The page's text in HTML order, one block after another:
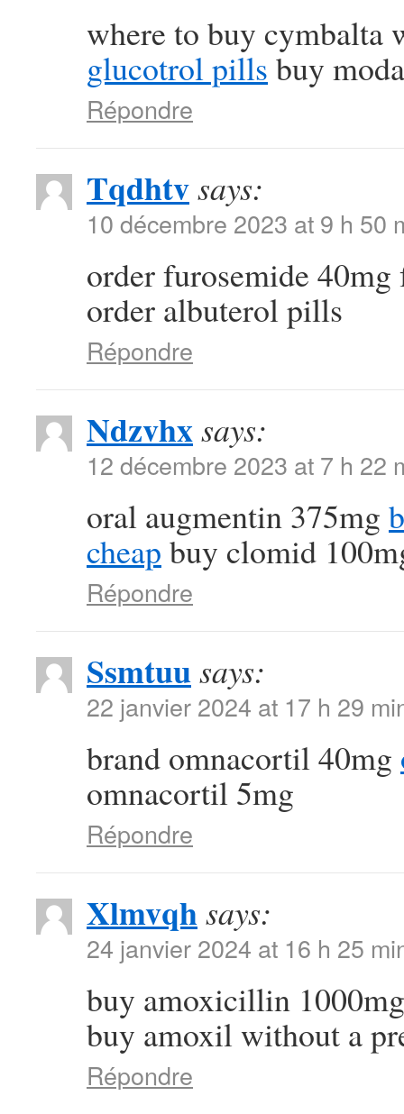
where to buy
glucotrol pills buy
Répondre
Tqdhtvsays:
10 décembre 2023 at 9 h 50
order furosemide
order albuterol pills
Répondre
Ndzvhxsays:
12 décembre 2023 at 7 h 22
oral augmentin 375mg
cheap buy clomid
Répondre
Ssmtuusays:
22 janvier 2024 at 17 h 29
brand omnacortil 40mg
omnacortil 5mg
Répondre
Xlmvqhsays:
24 janvier 2024 at 16 h 25
buy amoxicillin
buy amoxil without a
Répondre